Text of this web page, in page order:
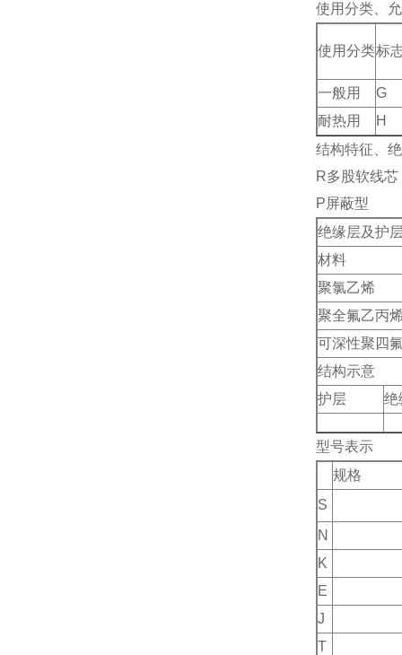
使用分类、
使用分类标
一般用
G
耐热用
H
结构特征、
R多股软线芯
P屏蔽型
绝缘层及护
材料
聚氯乙烯
聚全氟乙丙
可深性聚四
结构示意
护层
绝
型号表示
规格
S
N
K
E
J
T